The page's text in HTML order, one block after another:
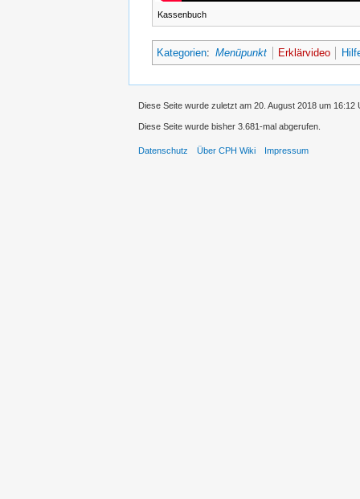
Kassenbuch
Kategorien: Menüpunkt Erklärvideo
Diese Seite wurde zuletzt am 20. August 2018 um 16:12
Diese Seite wurde bisher 3.681-mal abgerufen.
Datenschutz Über CPH Wiki Impressum